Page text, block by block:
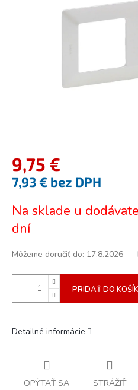
9,75 €
7,93 € bez DPH
cena:
Na sklade u
dní
Môžeme doručiť do: 17.8.2026
PRIDAŤ DO
Detailné informácie
OPÝTAŤ SA STRÁŽIŤ